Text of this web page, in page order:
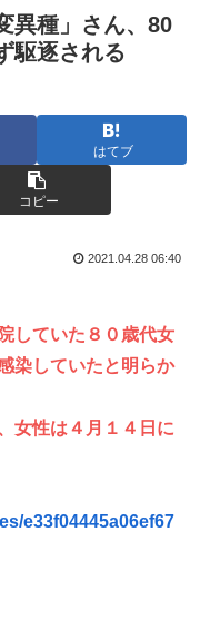
異種」さん、80
駆逐される
はてブ
コピー
2021.04.28 06:40
していた８０歳代女
染していたと明らか
女性は４月１４日に
e33f04445a06ef67